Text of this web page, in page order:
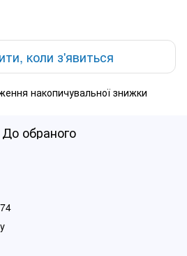
коли з'явиться
накопичувальної знижки
До обраного